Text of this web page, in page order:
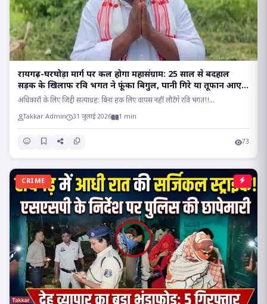
रायगढ़-घरघोड़ा मार्ग पर कल होगा महासंग्राम: 25 साल से बदहाल
सड़क के खिलाफ रवि भगत ने फूंका बिगुल, पानी गिरे या तूफान आए,
होकर रहेगा चक्काजाम..
अधिकारों के लिए जिद्दी सत्याग्रह: बिना हक लिए वापस नहीं लौटेंगे रवि भगत!!...
Takkar Admin 31 जुलाई 2026 1 min
73
CRIME